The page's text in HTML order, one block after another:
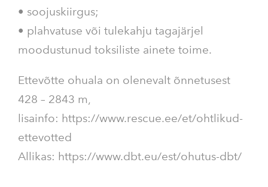
• soojuskiirgus;
• plahvatuse või tulekahju tagajärjel
moodustunud toksiliste ainete toime.
Ettevõtte ohuala on olenevalt õnnetusest
428 – 2843 m,
lisainfo: https://www.rescue.ee/et/ohtlikud-
ettevotted
Allikas: https://www.dbt.eu/est/ohutus-dbt/